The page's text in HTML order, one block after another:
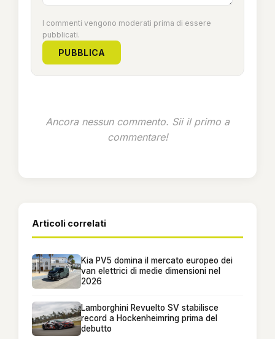
I commenti vengono moderati prima di essere
pubblicati.
PUBBLICA
Ancora nessun commento. Sii il primo a
commentare!
Articoli correlati
Kia PV5 domina il mercato europeo dei
van elettrici di medie dimensioni nel
2026
Lamborghini Revuelto SV stabilisce
record a Hockenheimring prima del
debutto